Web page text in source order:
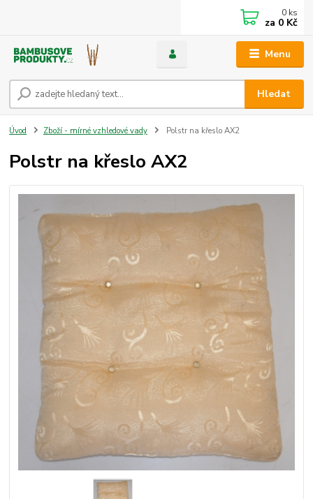
Menu
Hledat
0 ks
za 0 Kč
Úvod Zboží - mírné vzhledové vady Polstr na křeslo AX2
Polstr na křeslo AX2